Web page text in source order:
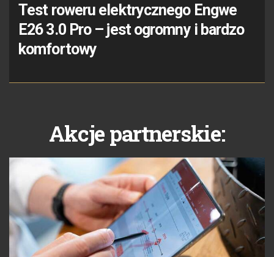
Test roweru elektrycznego Engwe
E26 3.0 Pro – jest ogromny i bardzo
komfortowy
Akcje partnerskie: